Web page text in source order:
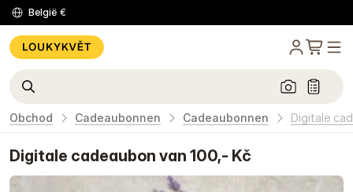
België €
Obchod Cadeaubonnen Cadeaubonnen Digitale
Digitale cadeaubon van 100,- Kč